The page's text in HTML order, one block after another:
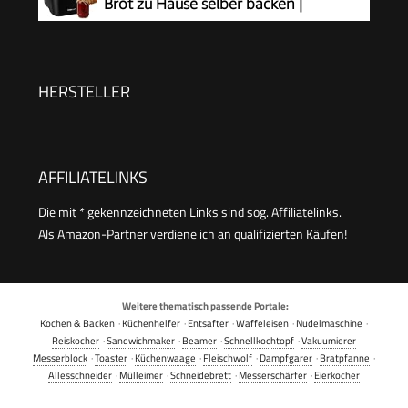
Brot zu Hause selber backen |
einfache Bedienung über Display | 12
HERSTELLER
AFFILIATELINKS
Die mit * gekennzeichneten Links sind sog. Affiliatelinks.
Als Amazon-Partner verdiene ich an qualifizierten Käufen!
Weitere thematisch passende Portale:
Kochen & Backen ·Küchenhelfer ·Entsafter ·Waffeleisen ·Nudelmaschine ·
Reiskocher ·Sandwichmaker ·Beamer ·Schnellkochtopf ·Vakuumierer
Messerblock ·Toaster ·Küchenwaage ·Fleischwolf ·Dampfgarer ·Bratpfanne ·
Allesschneider ·Mülleimer ·Schneidebrett ·Messerschärfer ·Eierkocher